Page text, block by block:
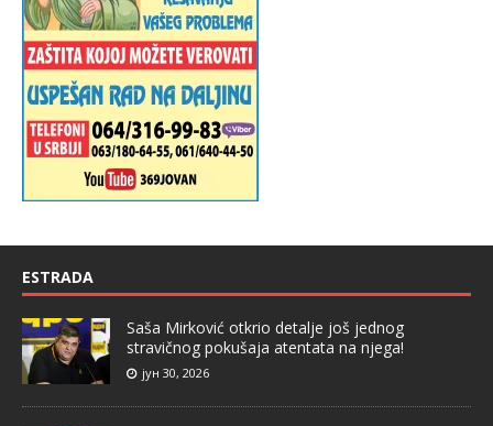
ESTRADA
Saša Mirković otkrio detalje još jednog
stravičnog pokušaja atentata na njega!
јун 30, 2026